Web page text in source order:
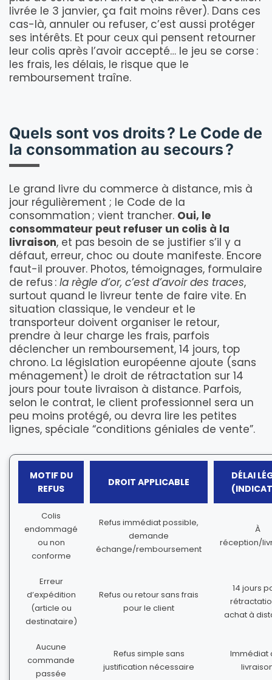
livrée le 3 janvier, ça fait moins rêver). Dans ces
cas-là, annuler ou refuser, c’est aussi protéger
ses intérêts. Et pour ceux qui pensent retourner
leur colis après l’avoir accepté… le jeu se corse :
les frais, les délais, le risque que le
remboursement traîne.
Quels sont vos droits ? Le Code de
la consommation au secours ?
Le grand livre du commerce à distance, mis à
jour régulièrement ; le Code de la
consommation ; vient trancher. Oui, le
consommateur peut refuser un colis à la
livraison, et pas besoin de se justifier s’il y a
défaut, erreur, choc ou doute manifeste. Encore
faut-il prouver. Photos, témoignages, formulaire
de refus : la règle d’or, c’est d’avoir des traces,
surtout quand le livreur tente de faire vite. En
situation classique, le vendeur et le
transporteur doivent organiser le retour,
prendre à leur charge les frais, parfois
déclencher un remboursement, 14 jours, top
chrono. La législation européenne ajoute (sans
ménagement) le droit de rétractation sur 14
jours pour toute livraison à distance. Parfois,
selon le contrat, le client professionnel sera un
peu moins protégé, ou devra lire les petites
lignes, spéciale “conditions géniales de vente”.
MOTIF DU
REFUS
DROIT APPLICABLE
DÉLAI
Colis
endommagé
ou non
conforme
Refus immédiat possible,
demande
échange/remboursement
À
réception/
Erreur
d’expédition
(article ou
destinataire)
Refus ou retour sans frais
pour le client
14 jours
achat à
Aucune
commande
passée
Refus simple sans
justification nécessaire
Immédiat